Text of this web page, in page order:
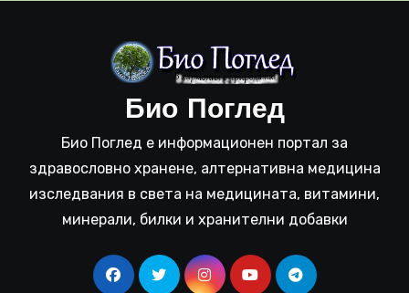
Био Поглед
Био Поглед е информационен портал за
здравословно хранене, алтернативна медицина
изследвания в света на медицината, витамини,
минерали, билки и хранителни добавки